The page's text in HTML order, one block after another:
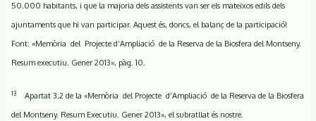
50.000 habitants, i que la majoria dels assistents van ser els mateixos edils dels
ajuntaments que hi van participar. Aquest és, doncs, el balanç de la participació!
Font: «Memòria del Projecte d’Ampliació de la Reserva de la Biosfera del Montseny.
Resum executiu. Gener 2013», pàg. 10.
13
Apartat 3.2 de la «Memòria del Projecte d’Ampliació de la Reserva de la Biosfera
del Montseny. Resum Executiu. Gener 2013», el subratllat és nostre.